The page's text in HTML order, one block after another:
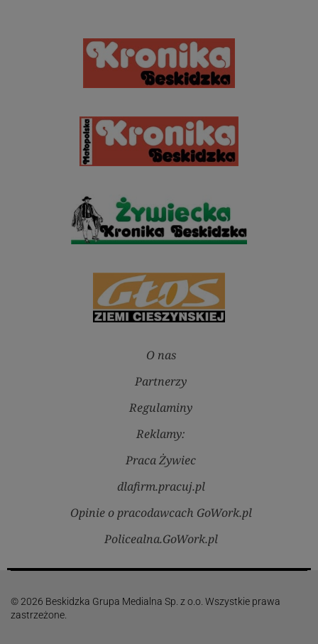
O nas
Partnerzy
Regulaminy
Reklamy:
Praca Żywiec
dlafirm.pracuj.pl
Opinie o pracodawcach GoWork.pl
Policealna.GoWork.pl
© 2026 Beskidzka Grupa Medialna Sp. z o.o. Wszystkie prawa
zastrzeżone.